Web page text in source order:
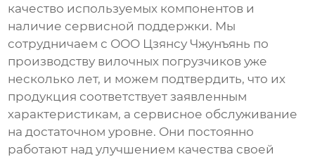
качество используемых компонентов и
наличие сервисной поддержки. Мы
сотрудничаем с ООО Цзянсу Чжунъянь по
производству вилочных погрузчиков уже
несколько лет, и можем подтвердить, что их
продукция соответствует заявленным
характеристикам, а сервисное обслуживание
на достаточном уровне. Они постоянно
работают над улучшением качества своей